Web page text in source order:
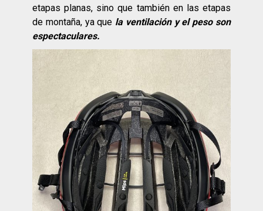
etapas planas, sino que también en las etapas
de montaña, ya que la ventilación y el peso son
espectaculares.